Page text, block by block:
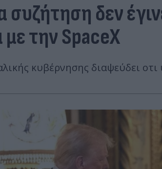
δεν
την SpaceX
κυβέρνησης διαψεύδει